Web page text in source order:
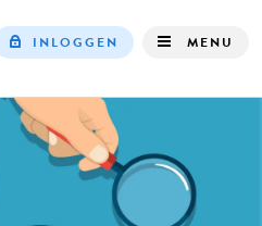
INLOGGEN MENU